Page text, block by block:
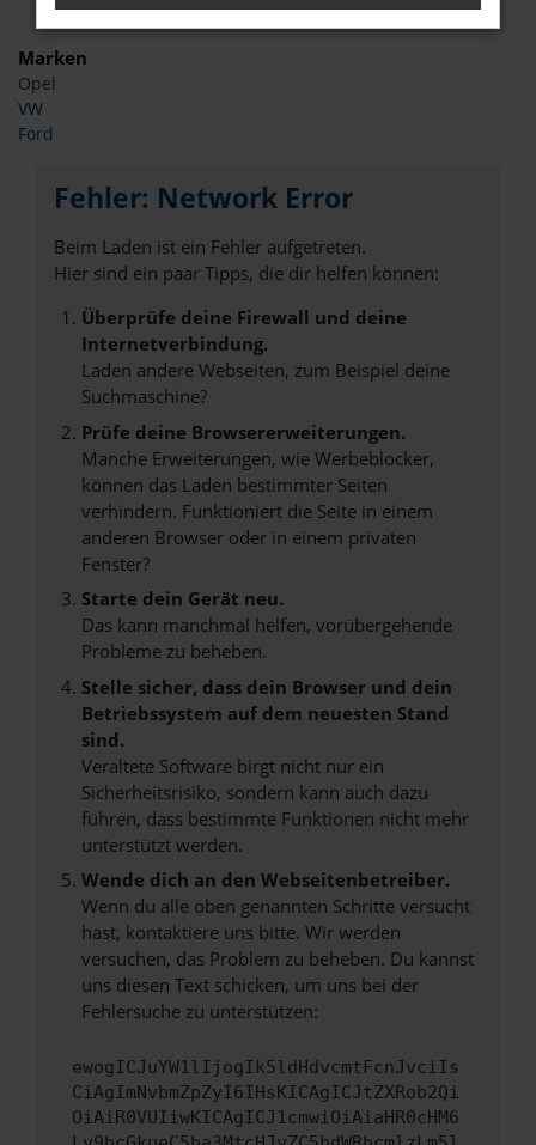
Marken
Opel
VW
Ford
Fehler: Network Error
Beim Laden ist ein Fehler aufgetreten.
Hier sind ein paar Tipps, die dir helfen können:
Überprüfe deine Firewall und deine
Internetverbindung.
Laden andere Webseiten, zum Beispiel deine
Suchmaschine?
Prüfe deine Browsererweiterungen.
Manche Erweiterungen, wie Werbeblocker,
können das Laden bestimmter Seiten
verhindern. Funktioniert die Seite in einem
anderen Browser oder in einem privaten
Fenster?
Starte dein Gerät neu.
Das kann manchmal helfen, vorübergehende
Probleme zu beheben.
Stelle sicher, dass dein Browser und dein
Betriebssystem auf dem neuesten Stand
sind.
Veraltete Software birgt nicht nur ein
Sicherheitsrisiko, sondern kann auch dazu
führen, dass bestimmte Funktionen nicht mehr
unterstützt werden.
Wende dich an den Webseitenbetreiber.
Wenn du alle oben genannten Schritte versucht
hast, kontaktiere uns bitte. Wir werden
versuchen, das Problem zu beheben. Du kannst
uns diesen Text schicken, um uns bei der
Fehlersuche zu unterstützen:
ewogICJuYW1lIjogIk5ldHdvcmtFcnJvciIs
CiAgImNvbmZpZyI6IHsKICAgICJtZXRob2Qi
OiAiR0VUIiwKICAgICJ1cmwiOiAiaHR0cHM6